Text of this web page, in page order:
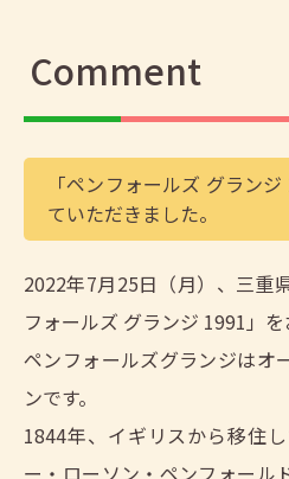
Comment
「ペンフォールズ グラン
ていただきました。
2022年7月25日（月）、三重
フォールズ グランジ 1991」を
ペンフォールズグランジはオ
ンです。
1844年、イギリスから移住
ー・ローソン・ペンフォール